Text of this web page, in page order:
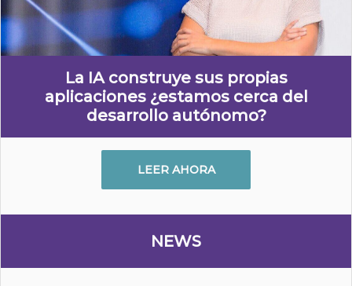
La IA construye sus propias
aplicaciones ¿estamos cerca del
desarrollo autónomo?
LEER AHORA
NEWS